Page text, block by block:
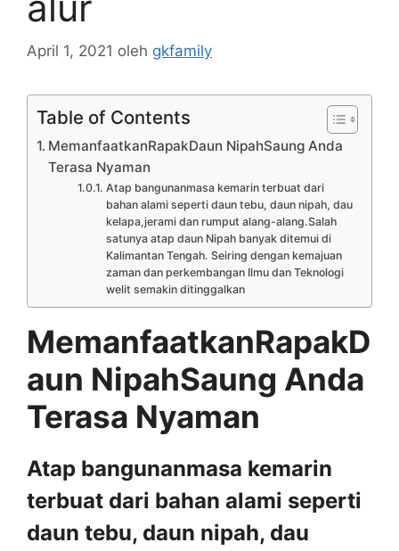
April 1, 2021 oleh gkfamily
Table of Contents
MemanfaatkanRapakDaun NipahSaung Anda
Terasa Nyaman
Atap bangunanmasa kemarin terbuat dari
bahan alami seperti daun tebu, daun nipah, dau
kelapa,jerami dan rumput alang-alang.Salah
satunya atap daun Nipah banyak ditemui di
Kalimantan Tengah. Seiring dengan kemajuan
zaman dan perkembangan Ilmu dan Teknologi
welit semakin ditinggalkan
MemanfaatkanRapakD
aun NipahSaung Anda
Terasa Nyaman
Atap bangunanmasa kemarin
terbuat dari bahan alami seperti
daun tebu, daun nipah, dau